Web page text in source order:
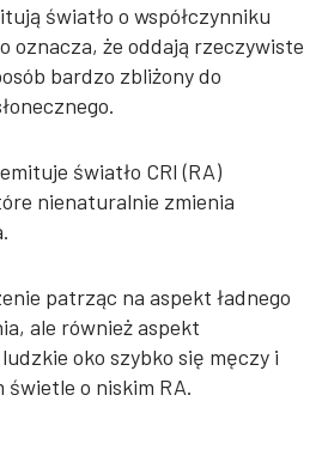
światło o współczynniku
oznacza, że oddają rzeczywiste
bardzo zbliżony do
światło CRI (RA)
nienaturalnie zmienia
patrząc na aspekt ładnego
ale również aspekt
oko szybko się męczy i
świetle o niskim RA.